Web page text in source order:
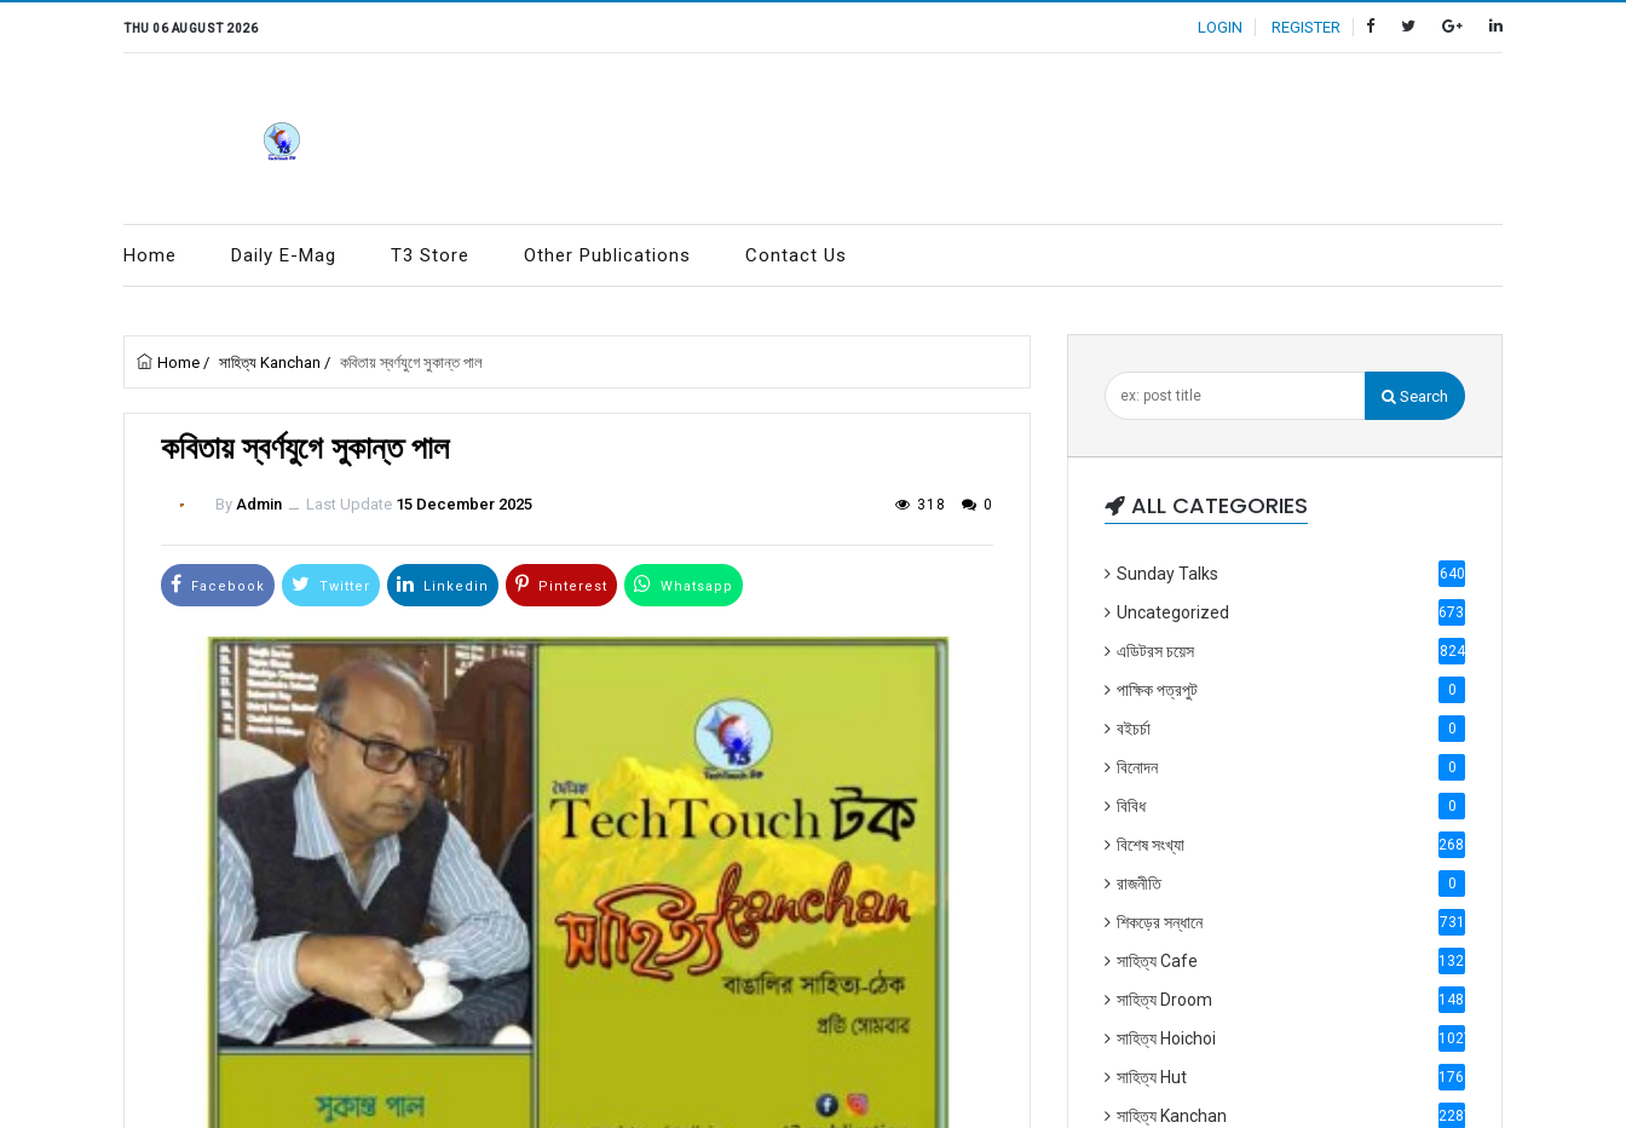
THU 06 AUGUST 2026 LOGIN REGISTER
Home Daily E-Mag T3 Store Other Publications Contact Us
Home / সাহিত্য Kanchan / কবিতায় স্বর্ণযুগে সুকান্ত পাল
কবিতায় স্বর্ণযুগে সুকান্ত পাল
By Admin ــ Last Update 15 December 2025 318 0
Facebook Twitter Linkedin Pinterest Whatsapp
Search
ALL CATEGORIES
Sunday Talks 640
Uncategorized 6738
এডিটরস চয়েস 824
পাক্ষিক পত্রপুট 0
বইচর্চা 0
বিনোদন 0
বিবিধ 0
বিশেষ সংখ্যা 2686
রাজনীতি 0
শিকড়ের সন্ধানে 731
সাহিত্য Cafe 1321
সাহিত্য Droom 1488
সাহিত্য Hoichoi 1027
সাহিত্য Hut 1769
সাহিত্য Kanchan 2287